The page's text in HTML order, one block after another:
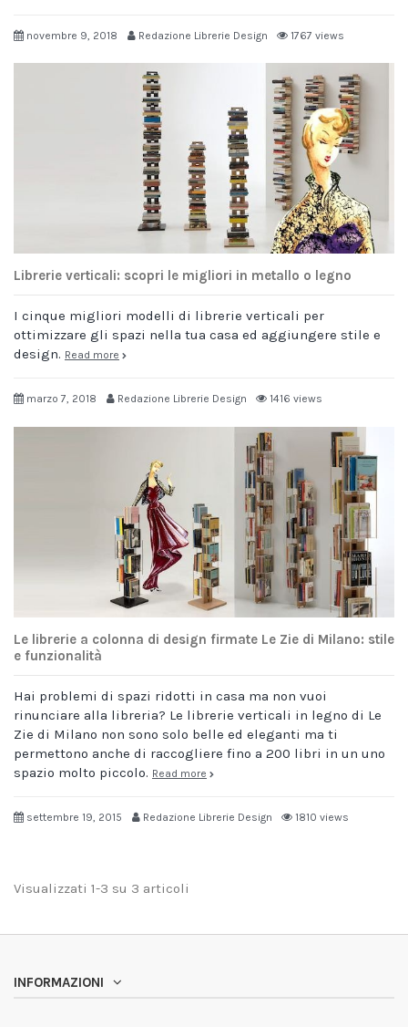
novembre 9, 2018 Redazione Librerie Design 1767 views
Librerie verticali: scopri le migliori in metallo o legno
I cinque migliori modelli di librerie verticali per
ottimizzare gli spazi nella tua casa ed aggiungere stile e
design. Read more
marzo 7, 2018 Redazione Librerie Design 1416 views
Le librerie a colonna di design firmate Le Zie di Milano: stile
e funzionalità
Hai problemi di spazi ridotti in casa ma non vuoi
rinunciare alla libreria? Le librerie verticali in legno di Le
Zie di Milano non sono solo belle ed eleganti ma ti
permettono anche di raccogliere fino a 200 libri in un uno
spazio molto piccolo. Read more
settembre 19, 2015 Redazione Librerie Design 1810 views
Visualizzati 1-3 su 3 articoli
INFORMAZIONI